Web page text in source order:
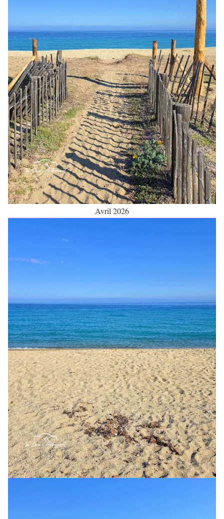
Avril 2026